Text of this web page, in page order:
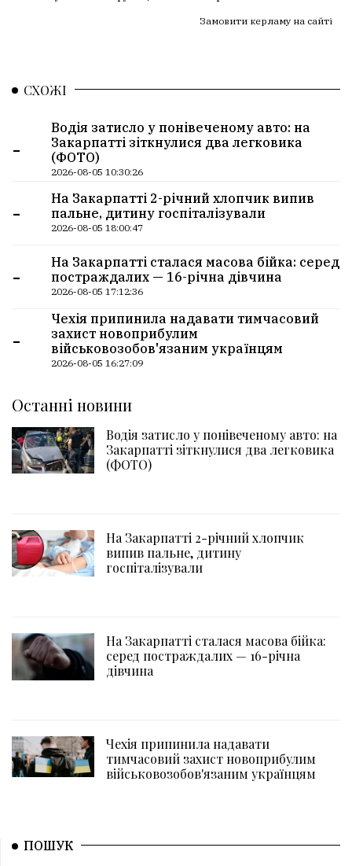
Замовити керламу на сайті
СХОЖІ
-
Водія затисло у понівеченому авто: на
Закарпатті зіткнулися два легковика
(ФОТО)
2026-08-05 10:30:26
-
На Закарпатті 2-річний хлопчик випив
пальне, дитину госпіталізували
2026-08-05 18:00:47
-
На Закарпатті сталася масова бійка: серед
постраждалих — 16-річна дівчина
2026-08-05 17:12:36
-
Чехія припинила надавати тимчасовий
захист новоприбулим
військовозобов'язаним українцям
2026-08-05 16:27:09
Останні новини
Водія затисло у понівеченому авто: на
Закарпатті зіткнулися два легковика
(ФОТО)
На Закарпатті 2-річний хлопчик
випив пальне, дитину
госпіталізували
На Закарпатті сталася масова бійка:
серед постраждалих — 16-річна
дівчина
Чехія припинила надавати
тимчасовий захист новоприбулим
військовозобов'язаним українцям
ПОШУК